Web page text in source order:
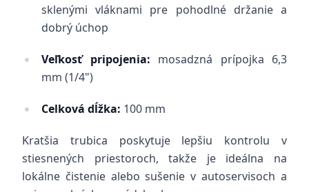
sklenými vláknami pre pohodlné držanie a
dobrý úchop
Veľkosť pripojenia: mosadzná prípojka 6,3
mm (1/4")
Celková dĺžka: 100 mm
Kratšia trubica poskytuje lepšiu kontrolu v
stiesnených priestoroch, takže je ideálna na
lokálne čistenie alebo sušenie v autoservisoch a